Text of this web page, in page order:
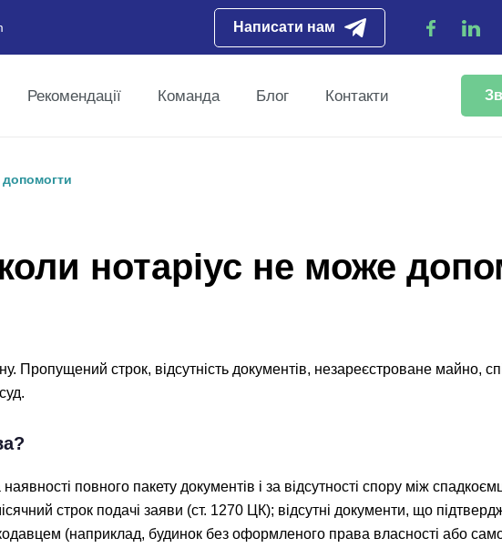
Написати нам
Рекомендації Команда Блог Контакти
нотаріус не може
строк, відсутність документів, незареєстроване майно,
повного пакету документів і за відсутності спору між
строк подачі заяви (ст. 1270 ЦК); відсутні документи, що
(наприклад, будинок без оформленого права власності або